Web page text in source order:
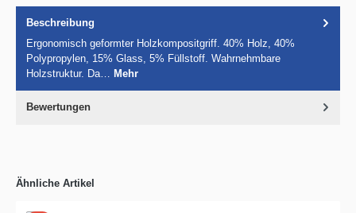
Beschreibung
Ergonomisch geformter Holzkompositgriff. 40% Holz, 40%
Polypropylen, 15% Glass, 5% Füllstoff. Wahrnehmbare
Holzstruktur. Da…
Mehr
Bewertungen
Ähnliche Artikel